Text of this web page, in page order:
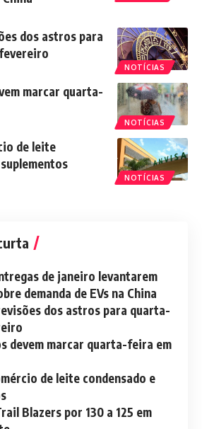
NOTÍCIAS
dos astros para
NOTÍCIAS
marcar quarta-
NOTÍCIAS
de leite
de janeiro levantarem
demanda de EVs na China
dos astros para quarta-
devem marcar quarta-feira em
de leite condensado e
Blazers por 130 a 125 em